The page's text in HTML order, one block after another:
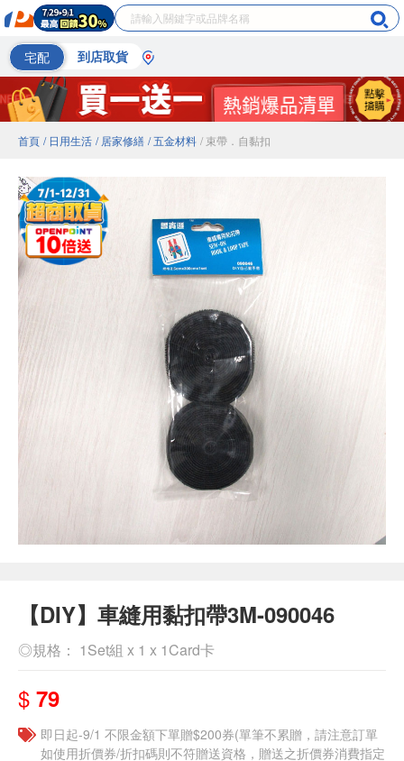
宅配 到店取貨
首頁 / 日用生活 / 居家修繕 / 五金材料 / 束帶．自黏扣
【DIY】車縫用黏扣帶3M-090046
◎規格： 1Set組 x 1 x 1Card卡
$ 79
即日起-9/1 不限金額下單贈$200券(單筆不累贈，請注意訂單
如使用折價券/折扣碼則不符贈送資格，贈送之折價券消費指定